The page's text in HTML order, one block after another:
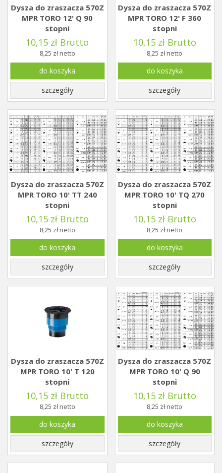
Dysza do zraszacza 570Z
MPR TORO 12' Q 90
stopni
10,15 zł Brutto
8,25 zł netto
do koszyka
szczegóły
Dysza do zraszacza 570Z
MPR TORO 12' F 360
stopni
10,15 zł Brutto
8,25 zł netto
do koszyka
szczegóły
Dysza do zraszacza 570Z
MPR TORO 10' TT 240
stopni
10,15 zł Brutto
8,25 zł netto
do koszyka
szczegóły
Dysza do zraszacza 570Z
MPR TORO 10' TQ 270
stopni
10,15 zł Brutto
8,25 zł netto
do koszyka
szczegóły
Dysza do zraszacza 570Z
MPR TORO 10' T 120
stopni
10,15 zł Brutto
8,25 zł netto
do koszyka
szczegóły
Dysza do zraszacza 570Z
MPR TORO 10' Q 90
stopni
10,15 zł Brutto
8,25 zł netto
do koszyka
szczegóły